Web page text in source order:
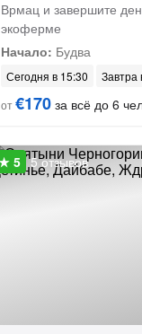
Врмац и завершите
экоферме
Начало: Будва
Сегодня в 15:30
Завтра
от€170 за всё до 6
5 отзывов